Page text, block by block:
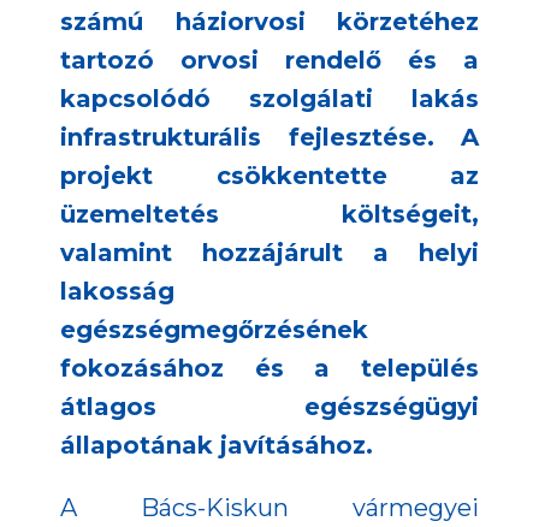
számú háziorvosi körzetéhez
tartozó orvosi rendelő és a
kapcsolódó szolgálati lakás
infrastrukturális fejlesztése. A
projekt csökkentette az
üzemeltetés költségeit,
valamint hozzájárult a helyi
lakosság
egészségmegőrzésének
fokozásához és a település
átlagos egészségügyi
állapotának javításához.
A Bács-Kiskun vármegyei